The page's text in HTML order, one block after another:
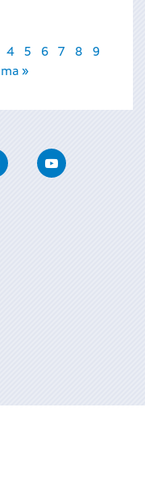
4 5 6 7 8
9
»
InstagramYoutube